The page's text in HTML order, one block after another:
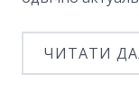
ЧИТАТИ